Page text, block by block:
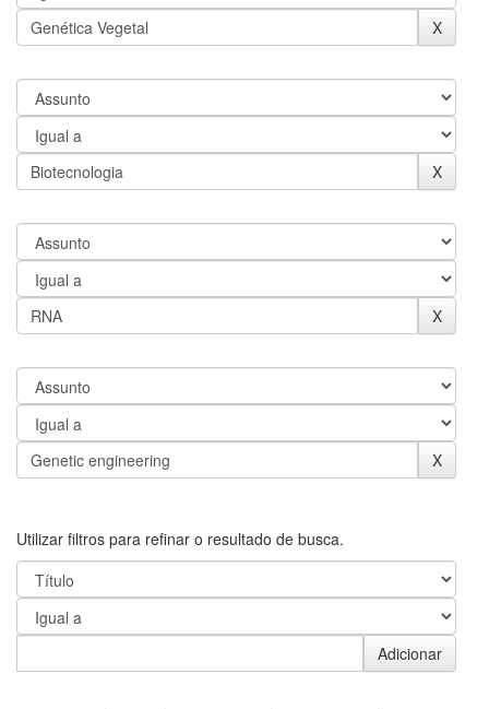
Utilizar filtros para refinar o resultado de busca.